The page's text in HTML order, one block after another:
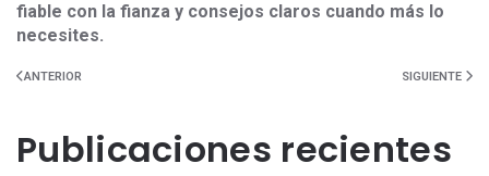
fiable con la fianza y consejos claros cuando más lo
necesites.
ANTERIOR SIGUIENTE
Publicaciones recientes